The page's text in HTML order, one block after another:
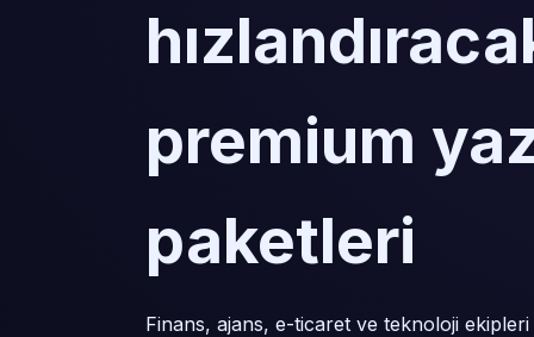
premium
paketleri
Finans, ajans, e-ticaret ve teknoloji